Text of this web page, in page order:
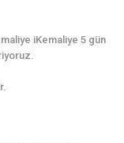
iKemaliye 5 gün